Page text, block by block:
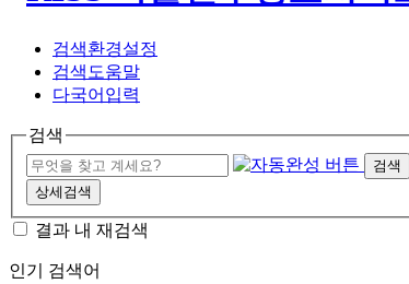
검색환경설정
검색도움말
다국어입력
검색
검색
상세검색
결과 내 재검색
인기 검색어